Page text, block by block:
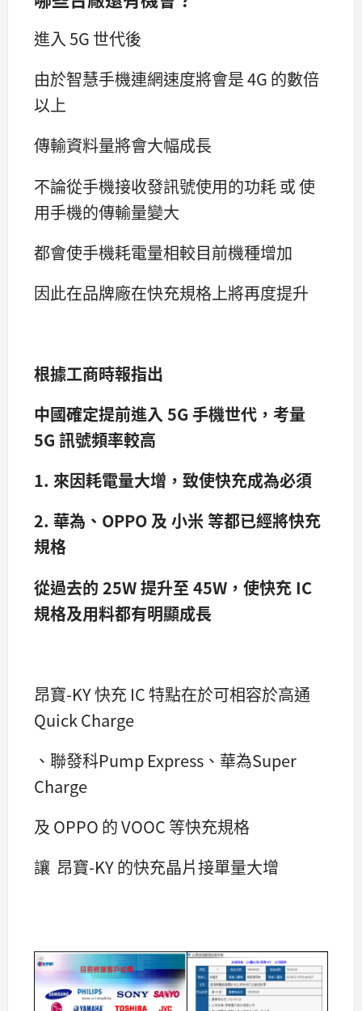
進入 5G 世代後
由於智慧手機連網速度將會是 4G 的數倍
以上
傳輸資料量將會大幅成長
不論從手機接收發訊號使用的功耗 或 使
用手機的傳輸量變大
都會使手機耗電量相較目前機種增加
因此在品牌廠在快充規格上將再度提升
根據工商時報指出
中國確定提前進入 5G 手機世代，考量
5G 訊號頻率較高
1. 來因耗電量大增，致使快充成為必須
2. 華為、OPPO 及 小米 等都已經將快充
規格
從過去的 25W 提升至 45W，使快充 IC
規格及用料都有明顯成長
昂寶-KY 快充 IC 特點在於可相容於高通
Quick Charge
、聯發科Pump Express、華為Super
Charge
及 OPPO 的 VOOC 等快充規格
讓 昂寶-KY 的快充晶片接單量大增